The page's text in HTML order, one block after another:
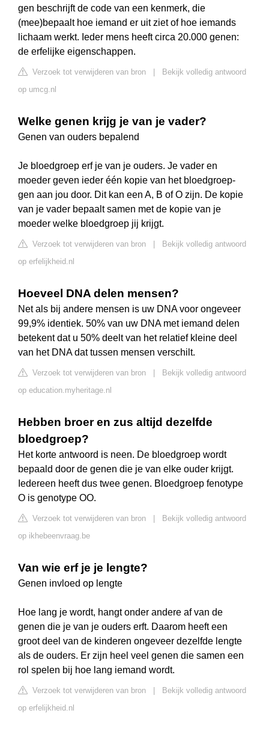
gen beschrijft de code van een kenmerk, die
(mee)bepaalt hoe iemand er uit ziet of hoe iemands
lichaam werkt. Ieder mens heeft circa 20.000 genen:
de erfelijke eigenschappen.
Verzoek tot verwijderen van bron
Bekijk volledig antwoord
op umcg.nl
Welke genen krijg je van je vader?
Genen van ouders bepalend
Je bloedgroep erf je van je ouders. Je vader en
moeder geven ieder één kopie van het bloedgroep-
gen aan jou door. Dit kan een A, B of O zijn. De kopie
van je vader bepaalt samen met de kopie van je
moeder welke bloedgroep jij krijgt.
Verzoek tot verwijderen van bron
Bekijk volledig antwoord
op erfelijkheid.nl
Hoeveel DNA delen mensen?
Net als bij andere mensen is uw DNA voor ongeveer
99,9% identiek. 50% van uw DNA met iemand delen
betekent dat u 50% deelt van het relatief kleine deel
van het DNA dat tussen mensen verschilt.
Verzoek tot verwijderen van bron
Bekijk volledig antwoord
op education.myheritage.nl
Hebben broer en zus altijd dezelfde
bloedgroep?
Het korte antwoord is neen. De bloedgroep wordt
bepaald door de genen die je van elke ouder krijgt.
Iedereen heeft dus twee genen. Bloedgroep fenotype
O is genotype OO.
Verzoek tot verwijderen van bron
Bekijk volledig antwoord
op ikhebeenvraag.be
Van wie erf je je lengte?
Genen invloed op lengte
Hoe lang je wordt, hangt onder andere af van de
genen die je van je ouders erft. Daarom heeft een
groot deel van de kinderen ongeveer dezelfde lengte
als de ouders. Er zijn heel veel genen die samen een
rol spelen bij hoe lang iemand wordt.
Verzoek tot verwijderen van bron
Bekijk volledig antwoord
op erfelijkheid.nl